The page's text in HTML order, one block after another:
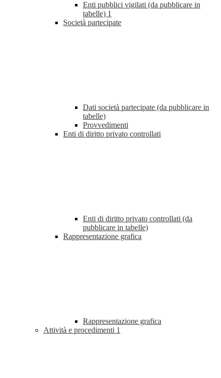
Enti pubblici vigilati (da pubblicare in
tabelle) 1
Società partecipate
Dati società partecipate (da pubblicare in
tabelle)
Provvedimenti
Enti di diritto privato controllati
Enti di diritto privato controllati (da
pubblicare in tabelle)
Rappresentazione grafica
Rappresentazione grafica
Attività e procedimenti 1